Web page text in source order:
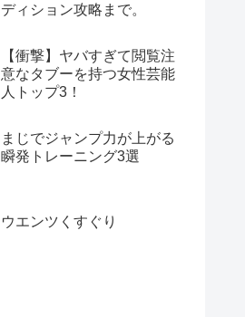
ディション攻略まで。
【衝撃】ヤバすぎて閲覧注
意なタブーを持つ女性芸能
人トップ3！
まじでジャンプ力が上がる
瞬発トレーニング3選
ウエンツくすぐり